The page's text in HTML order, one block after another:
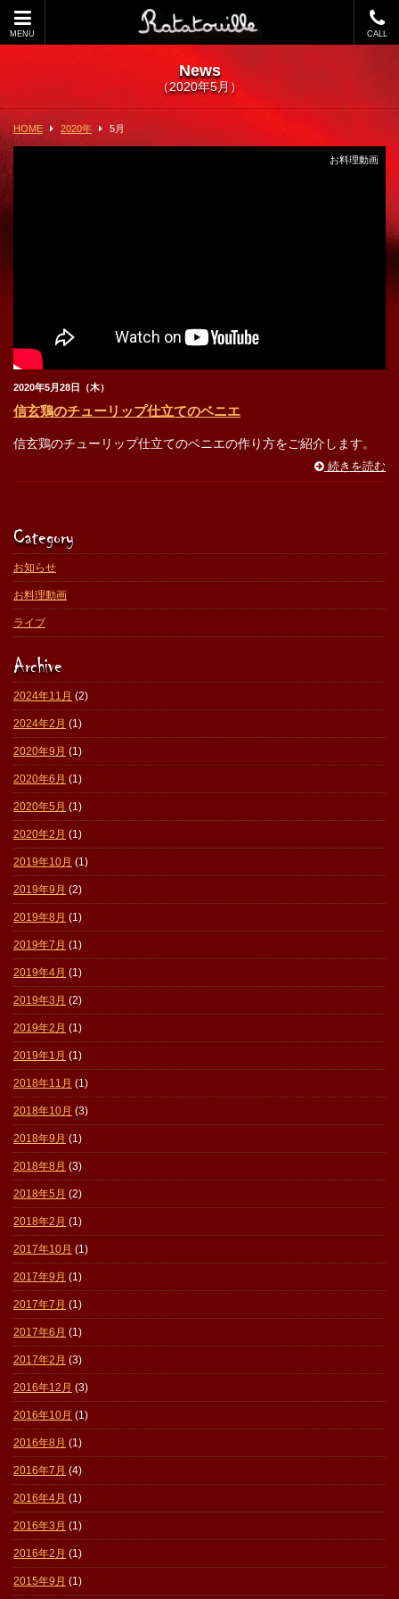
MENU CALL
News
（2020年5月）
HOME 2020年 5月
2020年5月28日（木）
お料理動画
信玄鶏のチューリップ仕立てのベニエ
信玄鶏のチューリップ仕立てのベニエの作り方をご紹介します。
続きを読む
Category
お知らせ
お料理動画
ライブ
Archive
2024年11月 (2)
2024年2月 (1)
2020年9月 (1)
2020年6月 (1)
2020年5月 (1)
2020年2月 (1)
2019年10月 (1)
2019年9月 (2)
2019年8月 (1)
2019年7月 (1)
2019年4月 (1)
2019年3月 (2)
2019年2月 (1)
2019年1月 (1)
2018年11月 (1)
2018年10月 (3)
2018年9月 (1)
2018年8月 (3)
2018年5月 (2)
2018年2月 (1)
2017年10月 (1)
2017年9月 (1)
2017年7月 (1)
2017年6月 (1)
2017年2月 (3)
2016年12月 (3)
2016年10月 (1)
2016年8月 (1)
2016年7月 (4)
2016年4月 (1)
2016年3月 (1)
2016年2月 (1)
2015年9月 (1)